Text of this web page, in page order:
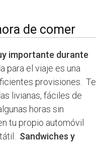
de comer
importante durante
para el viaje es una
provisiones. Te
livianas, fáciles de
horas sin
tu propio automóvil
Sandwiches y